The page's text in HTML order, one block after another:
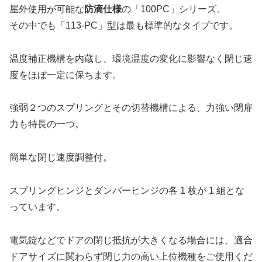
屋外使用が可能な 防滴仕様の「100PC」シリーズ。
その中でも「113-PC」型は最も標準的なタイプです。
温度補正機構を内蔵し、環境温度の変化に影響なく閉じ速
度をほぼ一定に保ちます。
強弱２つのスプリングとその切替機構による、力強い閉扉
力も特長の一つ。
簡単な閉じ速度調整付。
スプリングヒンジとダンバーヒンジの各 1 枚が 1 組とな
っています。
電気錠などでドアの閉じ抵抗が大きくなる場合には、適合
ドアサイズに関わらず閉じ力の高い上位機種をご使用くだ